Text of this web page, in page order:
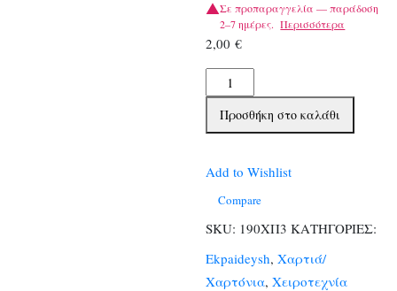
Σε προπαραγγελία — παράδοση
2–7 ημέρες. Περισσότερα
2,00€
ΧΑΡΤΟΝΙΑ
ΠΟΥΑ
50Χ70
gr
ΛΕΥΚΟ
ποσότητα
Προσθήκη στο καλάθι
Add to Wishlist
Compare
SKU: 190ΧΠ3 ΚΑΤΗΓΟΡΙΕΣ:
Ekpaideysh,Χαρτιά/
Χαρτόνια,Χειροτεχνία